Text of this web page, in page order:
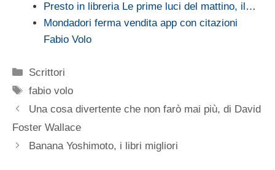
Presto in libreria Le prime luci del mattino, il…
Mondadori ferma vendita app con citazioni
Fabio Volo
Categorie
Scrittori
Tag
fabio volo
Una cosa divertente che non farò mai più, di David
Foster Wallace
Banana Yoshimoto, i libri migliori